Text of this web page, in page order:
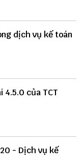
dịch vụ kế toán
4.5.0 của TCT
- Dịch vụ kế